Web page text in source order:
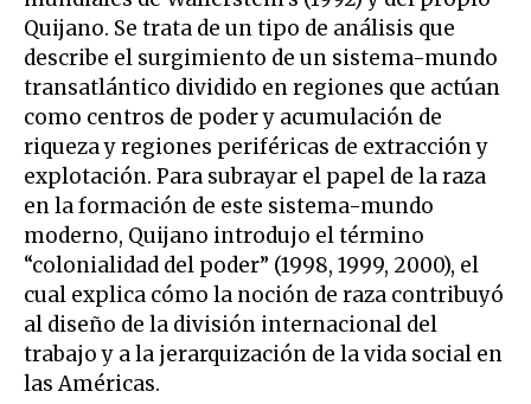
Quijano. Se trata de un tipo de análisis que
describe el surgimiento de un sistema-mundo
transatlántico dividido en regiones que actúan
como centros de poder y acumulación de
riqueza y regiones periféricas de extracción y
explotación. Para subrayar el papel de la raza
en la formación de este sistema-mundo
moderno, Quijano introdujo el término
“colonialidad del poder” (1998, 1999, 2000), el
cual explica cómo la noción de raza contribuyó
al diseño de la división internacional del
trabajo y a la jerarquización de la vida social en
las Américas.